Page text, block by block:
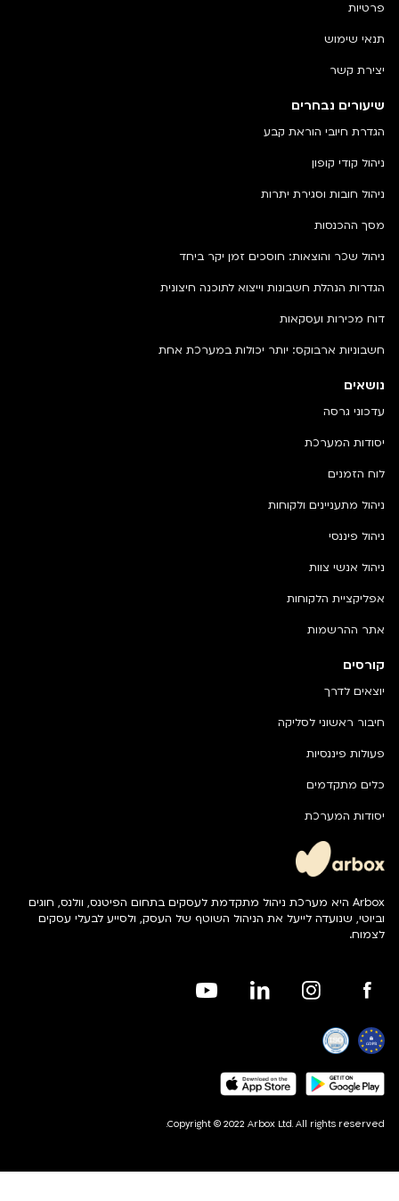
Arbox היא מערכת ניהול מתקדמת לעסקים בתחום הפיטנס, וולנס, חוגים
וביוטי, שנועדה לייעל את הניהול השוטף של העסק, ולסייע לבעלי עסקים
לצמוח.
קורסים
יוצאים לדרך
חיבור ראשוני לסליקה
פעולות פיננסיות
כלים מתקדמים
יסודות המערכת
נושאים
עדכוני גרסה
יסודות המערכת
לוח הזמנים
ניהול מתעניינים ולקוחות
ניהול פיננסי
ניהול אנשי צוות
אפליקציית הלקוחות
אתר ההרשמות
שיעורים נבחרים
הגדרת חיובי הוראת קבע
ניהול קודי קופון
ניהול חובות וסגירת יתרות
מסך ההכנסות
ניהול שכר והוצאות: חוסכים זמן יקר ביחד
הגדרות הנהלת חשבונות וייצוא לתוכנה חיצונית
דוח מכירות ועסקאות
חשבוניות ארבוקס: יותר יכולות במערכת אחת
פרטיות
תנאי שימוש
יצירת קשר
Copyright © 2022 Arbox Ltd. All rights reserved.